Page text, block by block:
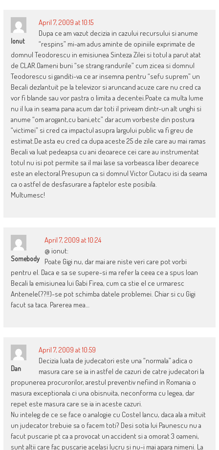
Ionut
April 7, 2009 at 10:15
Dupa ce am vazut decizia in cazului recursului si anume
“respins” mi-am adus aminte de opiniile exprimate de
domnul Teodorescu in emisiunea Sinteza Zilei si totul a parut atat
de CLAR.Oameni buni “se strang randurile” cum zicea si domnul
Teodorescu si ganditi-va ce ar insemna pentru “sefu suprem” un
Becali dezlantuit pe la televizor si aruncand acuze care nu cred ca
vor fi blande sau vor pastra o limita a decentei.Poate ca multa lume
nu il lua in seama pana acum dar toti il priveam dintr-un alt unghi si
anume “om arogant,cu bani,etc” dar acum vorbeste din postura
“victimei” si cred ca impactul asupra largului public va fi greu de
estimat.De asta eu cred ca dupa aceste 25 de zile care au mai ramas
Becali va luat pedeapsa cu ani deoarece cei care au instrumentat
totul nu isi pot permite sa il mai lase sa vorbeasca liber deoarece
este an electoral.Presupun ca si domnul Victor Ciutacu isi da seama
ca o astfel de desfasurare a faptelor este posibila.
Multumesc!
Somebody
April 7, 2009 at 10:24
@ ionut:
Poate Gigi nu, dar mai are niste veri care pot vorbi
pentru el. Daca e sa se supere-si ma refer la ceea ce a spus Ioan
Becali la emisiunea lui Gabi Firea, cum ca stie el ce urmaresc
Antenele(??!!)-se pot schimba datele problemei. Chiar si cu Gigi
facut sa taca. Parerea mea…
Dan
April 7, 2009 at 10:59
Decizia luata de judecatori este una “normala” adica o
masura care se ia in astfel de cazuri de catre judecatori la
propunerea procurorilor, arestul preventiv nefiind in Romania o
masura exceptionala ci una obisnuita, neconforma cu legea, dar
repet este masura care se ia in aceste cazuri.
Nu inteleg de ce se face o analogie cu Costel Iancu, daca ala a mituit
un judecator trebuie sa o facem toti? Desi sotia lui Paunescu nu a
facut puscarie pt ca a provocat un accident si a omorat 3 oameni,
sunt altii care fac puscarie acelasi lucru si nu-i mai apara nimeni. La